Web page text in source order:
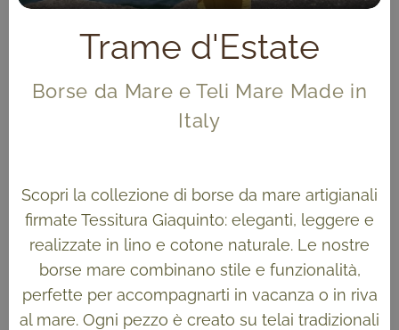
Trame d'Estate
Borse da Mare e Teli Mare Made in
Italy
Scopri la collezione di borse da mare artigianali
firmate Tessitura Giaquinto: eleganti, leggere e
realizzate in lino e cotone naturale. Le nostre
borse mare combinano stile e funzionalità,
perfette per accompagnarti in vacanza o in riva
al mare. Ogni pezzo è creato su telai tradizionali